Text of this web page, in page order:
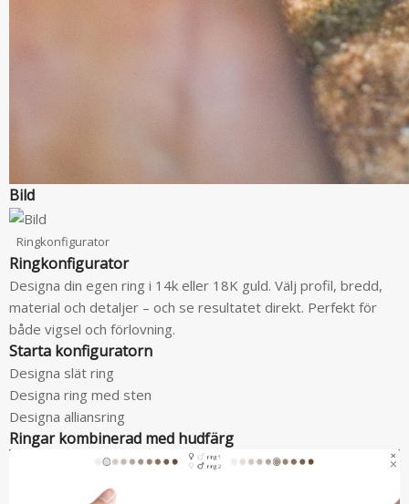
Bild
Ringkonfigurator
Ringkonfigurator
Designa din egen ring i 14k eller 18K guld. Välj profil, bredd,
material och detaljer – och se resultatet direkt. Perfekt för
både vigsel och förlovning.
Starta konfiguratorn
Designa slät ring
Designa ring med sten
Designa alliansring
Ringar kombinerad med hudfärg